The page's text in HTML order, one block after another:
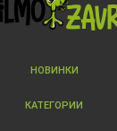
НОВИНКИ
КАТЕГОРИИ